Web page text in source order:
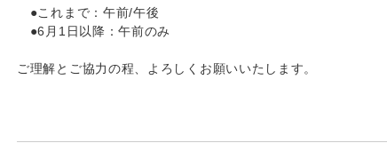
●これまで：午前/午後
●6月1日以降：午前のみ
ご理解とご協力の程、よろしくお願いいたします。